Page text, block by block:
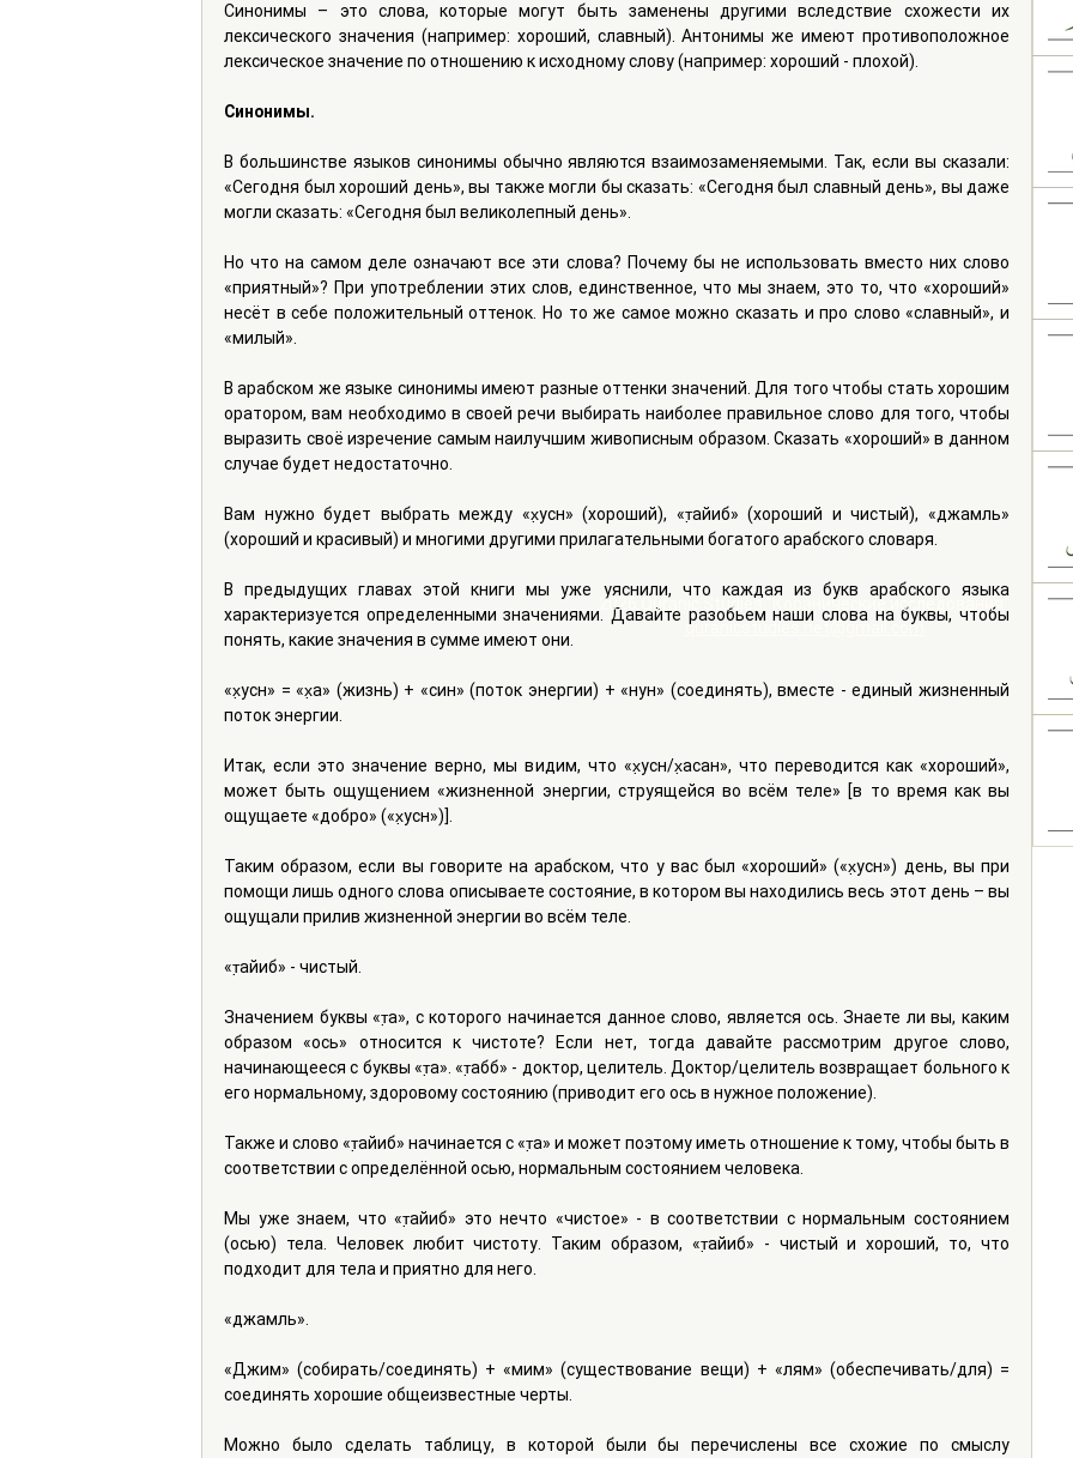
Синонимы – это слова, которые могут быть заменены другими вследствие схожести их
лексического значения (например: хороший, славный). Антонимы же имеют противоположное
лексическое значение по отношению к исходному слову (например: хороший - плохой).
Синонимы.
В большинстве языков синонимы обычно являются взаимозаменяемыми. Так, если вы сказали:
«Сегодня был хороший день», вы также могли бы сказать: «Сегодня был славный день», вы даже
могли сказать: «Сегодня был великолепный день».
Но что на самом деле означают все эти слова? Почему бы не использовать вместо них слово
«приятный»? При употреблении этих слов, единственное, что мы знаем, это то, что «хороший»
несёт в себе положительный оттенок. Но то же самое можно сказать и про слово «славный», и
«милый».
В арабском же языке синонимы имеют разные оттенки значений. Для того чтобы стать хорошим
оратором, вам необходимо в своей речи выбирать наиболее правильное слово для того, чтобы
выразить своё изречение самым наилучшим живописным образом. Сказать «хороший» в данном
случае будет недостаточно.
Вам нужно будет выбрать между «х̣усн» (хороший), «т̣айиб» (хороший и чистый), «джамӣль»
(хороший и красивый) и многими другими прилагательными богатого арабского словаря.
В предыдущих главах этой книги мы уже уяснили, что каждая из букв арабского языка
характеризуется определенными значениями. Давайте разобьем наши слова на буквы, чтобы
понять, какие значения в сумме имеют они.
«х̣усн» = «х̣а» (жизнь) + «син» (поток энергии) + «нун» (соединять), вместе - единый жизненный
поток энергии.
Итак, если это значение верно, мы видим, что «х̣усн/х̣асан», что переводится как «хороший»,
может быть ощущением «жизненной энергии, струящейся во всём теле» [в то время как вы
ощущаете «добро» («х̣усн»)].
Таким образом, если вы говорите на арабском, что у вас был «хороший» («х̣усн») день, вы при
помощи лишь одного слова описываете состояние, в котором вы находились весь этот день – вы
ощущали прилив жизненной энергии во всём теле.
«т̣айиб» - чистый.
Значением буквы «т̣а», с которого начинается данное слово, является ось. Знаете ли вы, каким
образом «ось» относится к чистоте? Если нет, тогда давайте рассмотрим другое слово,
начинающееся с буквы «т̣а». «т̣абӣб» - доктор, целитель. Доктор/целитель возвращает больного к
его нормальному, здоровому состоянию (приводит его ось в нужное положение).
Также и слово «т̣айиб» начинается с «т̣а» и может поэтому иметь отношение к тому, чтобы быть в
соответствии с определённой осью, нормальным состоянием человека.
Мы уже знаем, что «т̣айиб» это нечто «чистое» - в соответствии с нормальным состоянием
(осью) тела. Человек любит чистоту. Таким образом, «т̣айиб» - чистый и хороший, то, что
подходит для тела и приятно для него.
«джамӣль».
«Джим» (собирать/соединять) + «мим» (существование вещи) + «лям» (обеспечивать/для) =
соединять хорошие общеизвестные черты.
Можно было сделать таблицу, в которой были бы перечислены все схожие по смыслу
2026 Quranic Studies "Коранические исследования"
quranicstudies.net@gmail.com